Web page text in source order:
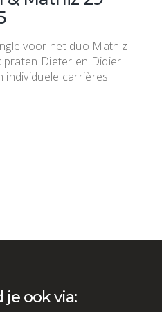
voor het duo Mathiz
praten Dieter en Didier
individuele carrières.
je ook via: